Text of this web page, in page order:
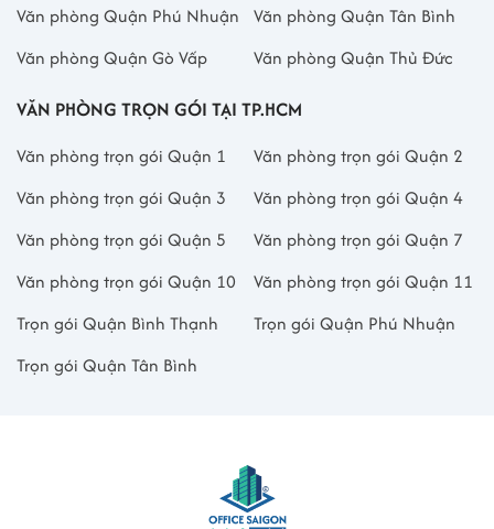
Văn phòng Quận Phú Nhuận
Văn phòng Quận Tân Bình
Văn phòng Quận Gò Vấp
Văn phòng Quận Thủ Đức
VĂN PHÒNG TRỌN GÓI TẠI TP.HCM
Văn phòng trọn gói Quận 1
Văn phòng trọn gói Quận 2
Văn phòng trọn gói Quận 3
Văn phòng trọn gói Quận 4
Văn phòng trọn gói Quận 5
Văn phòng trọn gói Quận 7
Văn phòng trọn gói Quận 10
Văn phòng trọn gói Quận 11
Trọn gói Quận Bình Thạnh
Trọn gói Quận Phú Nhuận
Trọn gói Quận Tân Bình